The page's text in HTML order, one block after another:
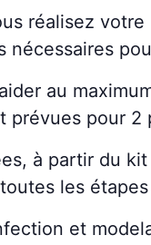
réalisez
au
prévues pour 2
à partir du
les
et